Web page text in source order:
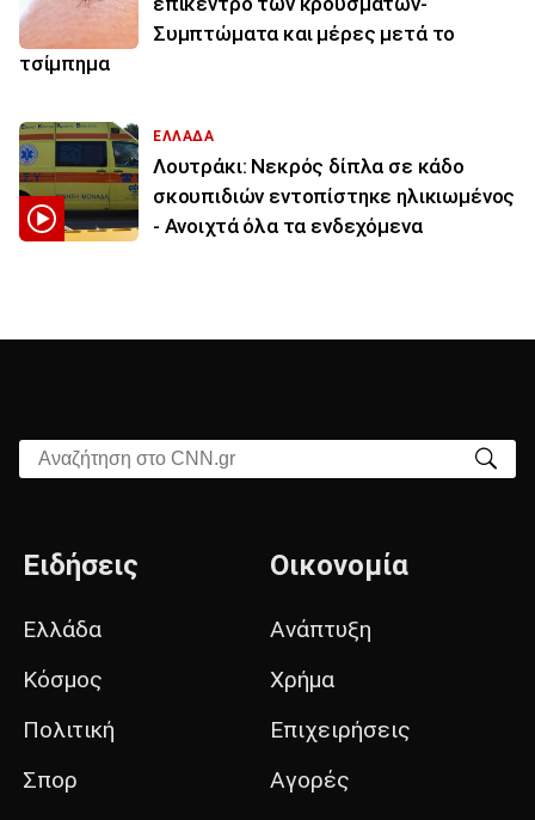
Συμπτώματα και μέρες μετά το
τσίμπημα
ΕΛΛΑΔΑ
Λουτράκι: Νεκρός δίπλα σε κάδο
σκουπιδιών εντοπίστηκε ηλικιωμένος
- Ανοιχτά όλα τα ενδεχόμενα
Αναζήτηση στο CNN.gr
Ειδήσεις
Ελλάδα
Κόσμος
Πολιτική
Σπορ
Οικονομία
Ανάπτυξη
Χρήμα
Επιχειρήσεις
Αγορές